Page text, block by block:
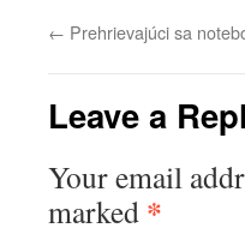
← Prehrievajúci sa
Leave a
Your email
marked *